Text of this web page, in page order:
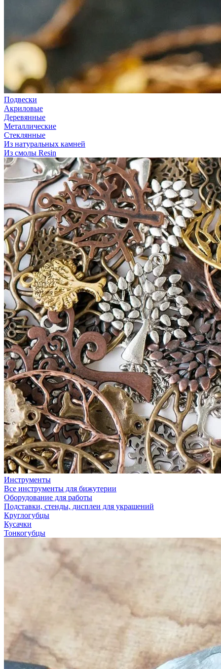
Подвески
Акриловые
Деревянные
Металлические
Стеклянные
Из натуральных камней
Из смолы Resin
Инструменты
Все инструменты для бижутерии
Оборудование для работы
Подставки, стенды, дисплеи для украшений
Круглогубцы
Кусачки
Тонкогубцы